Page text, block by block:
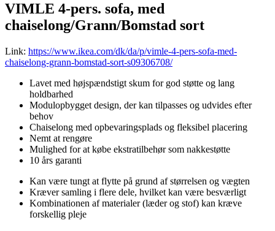
VIMLE 4-pers. sofa, med
chaiselong/Grann/Bomstad sort
Link: https://www.ikea.com/dk/da/p/vimle-4-pers-sofa-med-
chaiselong-grann-bomstad-sort-s09306708/
Lavet med højspændstigt skum for god støtte og lang
holdbarhed
Modulopbygget design, der kan tilpasses og udvides efter
behov
Chaiselong med opbevaringsplads og fleksibel placering
Nemt at rengøre
Mulighed for at købe ekstratilbehør som nakkestøtte
10 års garanti
Kan være tungt at flytte på grund af størrelsen og vægten
Kræver samling i flere dele, hvilket kan være besværligt
Kombinationen af materialer (læder og stof) kan kræve
forskellig pleje